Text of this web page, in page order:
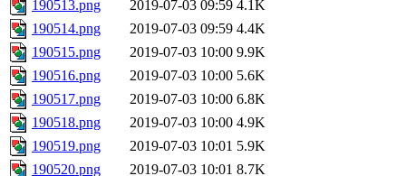
190513.png
2019-07-03 09:59 4.1K
190514.png
2019-07-03 09:59 4.4K
190515.png
2019-07-03 10:00 9.9K
190516.png
2019-07-03 10:00 5.6K
190517.png
2019-07-03 10:00 6.8K
190518.png
2019-07-03 10:00 4.9K
190519.png
2019-07-03 10:01 5.9K
190520.png
2019-07-03 10:01 8.7K